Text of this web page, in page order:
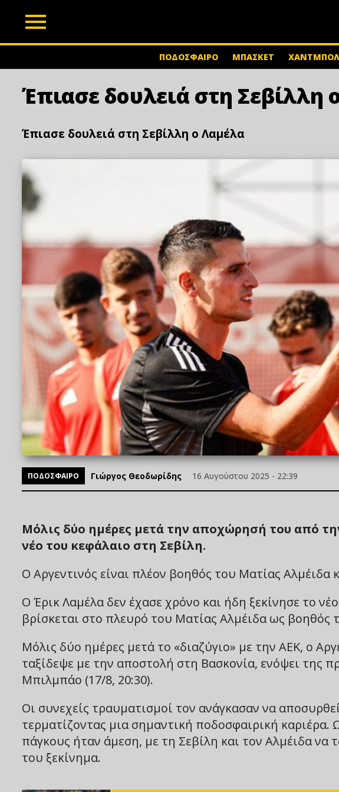
ΠΟΔΟΣΦΑΙΡΟ ΜΠΑΣΚΕΤ ΧΑΝΤΜΠΟΛ
Έπιασε δουλειά στη Σεβίλλη
Έπιασε δουλειά στη Σεβίλλη ο Λαμέλα
ΠΟΔΟΣΦΑΙΡΟ Γιώργος Θεοδωρίδης 16 Αυγούστου 2025 - 22:39
Μόλις δύο ημέρες μετά την αποχώρησή του από
νέο του κεφάλαιο στη Σεβίλη.
Ο Αργεντινός είναι πλέον βοηθός του Ματίας
Ο Έρικ Λαμέλα δεν έχασε χρόνο και ήδη ξεκίνησε το
βρίσκεται στο πλευρό του Ματίας Αλμέιδα ως βοηθός
Μόλις δύο ημέρες μετά το «διαζύγιο» με την ΑΕΚ, ο
ταξίδεψε με την αποστολή στη Βασκονία, ενόψει της
Μπιλμπάο (17/8, 20:30).
Οι συνεχείς τραυματισμοί τον ανάγκασαν να
τερματίζοντας μια σημαντική ποδοσφαιρική
πάγκους ήταν άμεση, με τη Σεβίλη και τον Αλμέιδα να
του ξεκίνημα.